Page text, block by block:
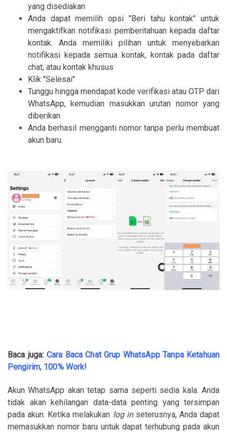
yang disediakan
Anda dapat memilih opsi "Beri tahu kontak" untuk
mengaktifkan notifikasi pemberitahuan kepada daftar
kontak. Anda memiliki pilihan untuk menyebarkan
notifikasi kepada semua kontak, kontak pada daftar
chat, atau kontak khusus
Klik "Selesai"
Tunggu hingga mendapat kode verifikasi atau OTP dari
WhatsApp, kemudian masukkan urutan nomor yang
diberikan
Anda berhasil mengganti nomor tanpa perlu membuat
akun baru.
Baca juga: Cara Baca Chat Grup WhatsApp Tanpa Ketahuan
Pengirim, 100% Work!
Akun WhatsApp akan tetap sama seperti sedia kala. Anda
tidak akan kehilangan data-data penting yang tersimpan
pada akun. Ketika melakukan log inseterusnya, Anda dapat
memasukkan nomor baru untuk dapat terhubung pada akun